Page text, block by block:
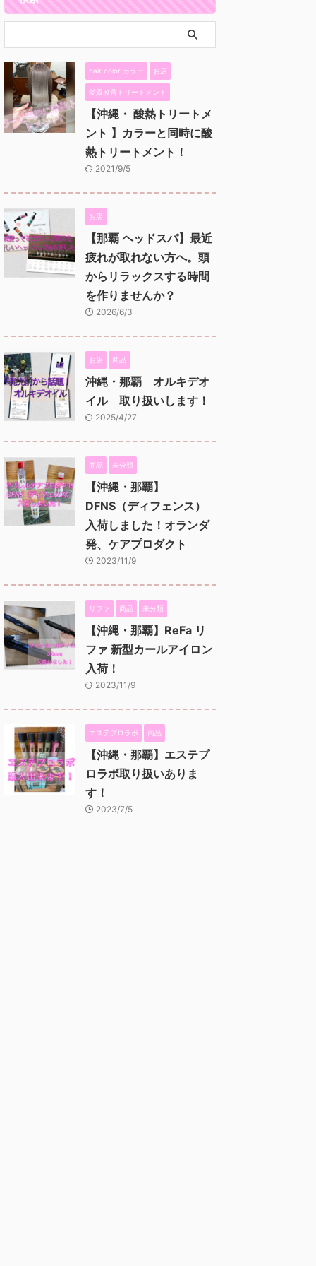
hair color カラー お店
髪質改善トリートメント
【沖縄・ 酸熱トリートメ
ント 】カラーと同時に酸
熱トリートメント！
2021/9/5
お店
【那覇 ヘッドスパ】最近
疲れが取れない方へ。頭
からリラックスする時間
を作りませんか？
2026/6/3
お店 商品
沖縄・那覇 オルキデオ
イル 取り扱いします！
2025/4/27
商品 未分類
【沖縄・那覇】
DFNS（ディフェンス）
入荷しました！オランダ
発、ケアプロダクト
2023/11/9
リファ 商品 未分類
【沖縄・那覇】ReFa リ
ファ 新型カールアイロン
入荷！
2023/11/9
エステプロラボ 商品
【沖縄・那覇】エステプ
ロラボ取り扱いありま
す！
2023/7/5